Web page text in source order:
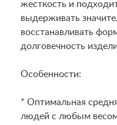
жесткость и
выдерживать
восстанавливать
долговечность
Особенности:
* Оптимальная
людей с любым весом